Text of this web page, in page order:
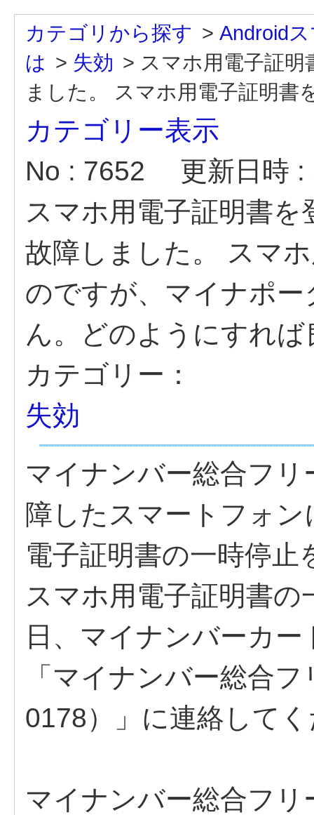
カテゴリから探す > Android
は > 失効 > スマホ用電子証
ました。 スマホ用電子証明書
カテゴリー表示
No : 7652
更新日時
スマホ用電子証明書
故障しました。 スマ
のですが、マイナポ
ん。どのようにすれ
カテゴリー：
失効
マイナンバー総合フ
障したスマートフォ
電子証明書の一時停
スマホ用電子証明書
日、マイナンバーカ
「マイナンバー総合
0178）」に連絡して
マイナンバー総合フリ